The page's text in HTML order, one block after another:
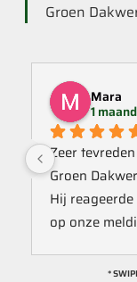
Groen
Mara
1
Zeer
Groen
Hij reageerde
op onze
een collega
*